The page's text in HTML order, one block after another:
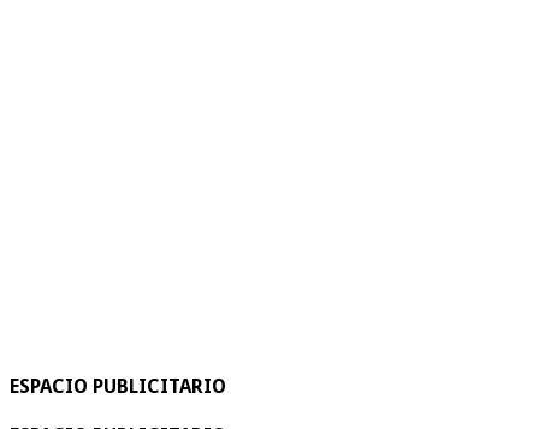
ESPACIO PUBLICITARIO